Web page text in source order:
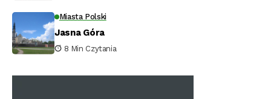
Miasta Polski
Jasna Góra
8 Min Czytania